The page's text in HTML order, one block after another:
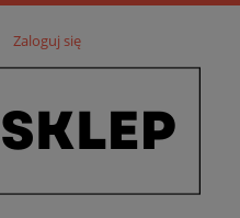
Zaloguj się